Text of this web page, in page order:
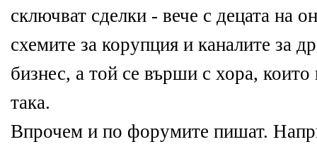
сключват сделки - вече с децата на он
схемите за корупция и каналите за
бизнес, а той се върши с хора, които
така.
Впрочем и по форумите пишат.